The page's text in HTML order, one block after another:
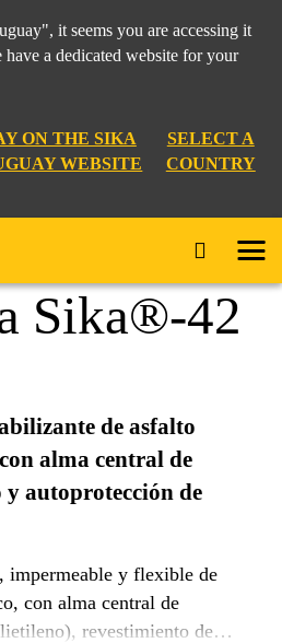
it seems you are accessing it
a dedicated website for your
ON THE SIKA
WEBSITE
SELECT A
COUNTRY
Sika®-42
de asfalto
alma central de
autoprotección de
impermeable y flexible de
con alma central de
revestimiento de